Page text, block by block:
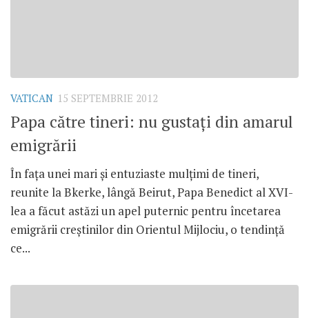
VATICAN 15 SEPTEMBRIE 2012
Papa către tineri: nu gustaţi din amarul
emigrării
În faţa unei mari şi entuziaste mulţimi de tineri,
reunite la Bkerke, lângă Beirut, Papa Benedict al XVI-
lea a făcut astăzi un apel puternic pentru încetarea
emigrării creştinilor din Orientul Mijlociu, o tendinţă
ce...